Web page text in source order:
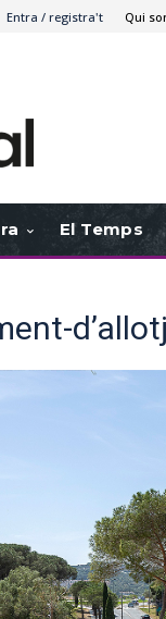
Entra / registra't Qui
El Temps